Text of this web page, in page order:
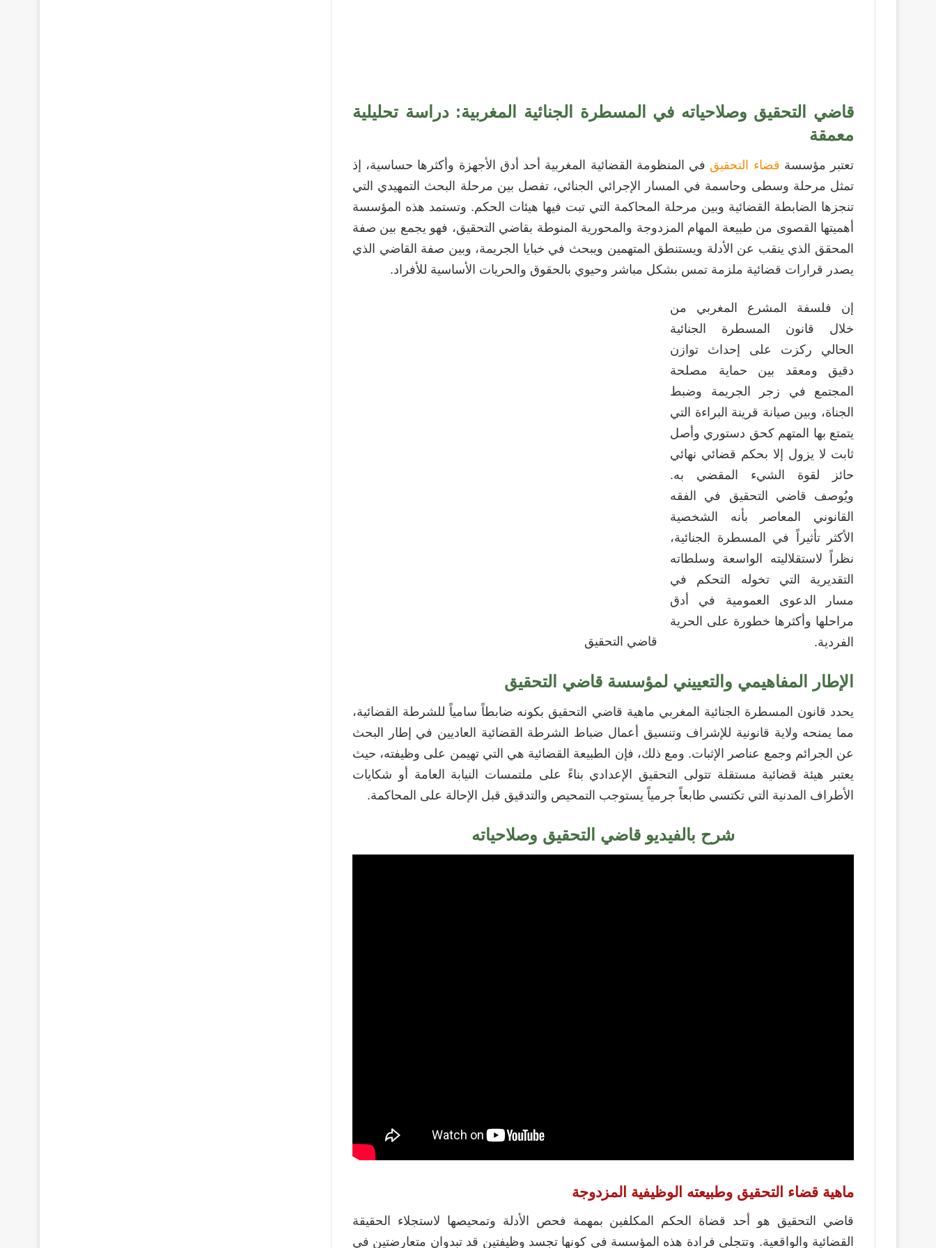
قاضي التحقيق وصلاحياته في المسطرة الجنائية المغربية: دراسة تحليلية
معمقة
تعتبر مؤسسة قضاء التحقيق في المنظومة القضائية المغربية أحد أدق الأجهزة وأكثرها حساسية، إذ
تمثل مرحلة وسطى وحاسمة في المسار الإجرائي الجنائي، تفصل بين مرحلة البحث التمهيدي التي
تنجزها الضابطة القضائية وبين مرحلة المحاكمة التي تبت فيها هيئات الحكم. وتستمد هذه المؤسسة
أهميتها القصوى من طبيعة المهام المزدوجة والمحورية المنوطة بقاضي التحقيق، فهو يجمع بين صفة
المحقق الذي ينقب عن الأدلة ويستنطق المتهمين ويبحث في خبايا الجريمة، وبين صفة القاضي الذي
يصدر قرارات قضائية ملزمة تمس بشكل مباشر وحيوي بالحقوق والحريات الأساسية للأفراد.
قاضي التحقيق
إن فلسفة المشرع المغربي من
خلال قانون المسطرة الجنائية
الحالي ركزت على إحداث توازن
دقيق ومعقد بين حماية مصلحة
المجتمع في زجر الجريمة وضبط
الجناة، وبين صيانة قرينة البراءة التي
يتمتع بها المتهم كحق دستوري وأصل
ثابت لا يزول إلا بحكم قضائي نهائي
حائز لقوة الشيء المقضي به.
ويُوصف قاضي التحقيق في الفقه
القانوني المعاصر بأنه الشخصية
الأكثر تأثيراً في المسطرة الجنائية،
نظراً لاستقلاليته الواسعة وسلطاته
التقديرية التي تخوله التحكم في
مسار الدعوى العمومية في أدق
مراحلها وأكثرها خطورة على الحرية
الفردية.
الإطار المفاهيمي والتعييني لمؤسسة قاضي التحقيق
يحدد قانون المسطرة الجنائية المغربي ماهية قاضي التحقيق بكونه ضابطاً سامياً للشرطة القضائية،
مما يمنحه ولاية قانونية للإشراف وتنسيق أعمال ضباط الشرطة القضائية العاديين في إطار البحث
عن الجرائم وجمع عناصر الإثبات. ومع ذلك، فإن الطبيعة القضائية هي التي تهيمن على وظيفته، حيث
يعتبر هيئة قضائية مستقلة تتولى التحقيق الإعدادي بناءً على ملتمسات النيابة العامة أو شكايات
الأطراف المدنية التي تكتسي طابعاً جرمياً يستوجب التمحيص والتدقيق قبل الإحالة على المحاكمة.
شرح بالفيديو قاضي التحقيق وصلاحياته
ماهية قضاء التحقيق وطبيعته الوظيفية المزدوجة
قاضي التحقيق هو أحد قضاة الحكم المكلفين بمهمة فحص الأدلة وتمحيصها لاستجلاء الحقيقة
القضائية والواقعية. وتتجلى فرادة هذه المؤسسة في كونها تجسد وظيفتين قد تبدوان متعارضتين في